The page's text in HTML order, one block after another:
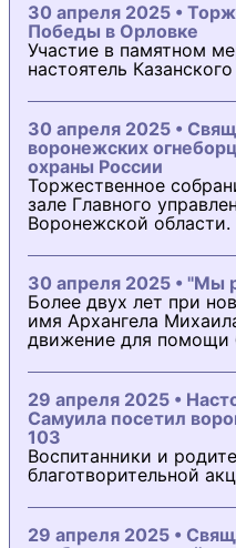
30 апреля 2025 •
Победы в Орловке
Участие в памятном
настоятель
30 апреля 2025 •
воронежских
охраны России
Торжественное
зале Главного
Воронежской области.
30 апреля 2025 • "Мы
Более двух лет при
имя Архангела
движение для помощи
29 апреля 2025 •
Самуила посетил
103
Воспитанники и
благотворительной
29 апреля 2025 •